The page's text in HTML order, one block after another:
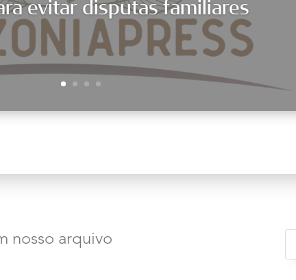
evitar disputas familiares
nosso arquivo